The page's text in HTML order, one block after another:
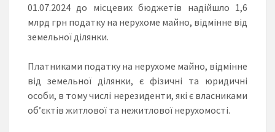
01.07.2024 до місцевих бюджетів надійшло 1,6
млрд грн податку на нерухоме майно, відмінне від
земельної ділянки.
Платниками податку на нерухоме майно, відмінне
від земельної ділянки, є фізичні та юридичні
особи, в тому числі нерезиденти, які є власниками
об’єктів житлової та нежитлової нерухомості.